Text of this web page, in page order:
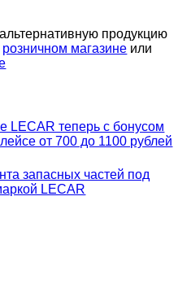
продукцию
розничном магазине или
LECAR теперь с бонусом
от 700 до 1100 рублей
запасных частей под
LECAR